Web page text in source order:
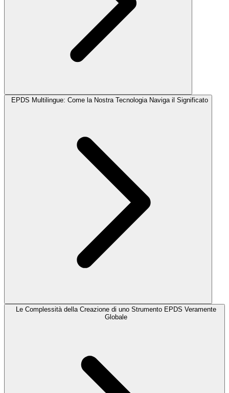
EPDS Multilingue: Come la Nostra Tecnologia Naviga il Significato
Le Complessità della Creazione di uno Strumento EPDS Veramente
Globale